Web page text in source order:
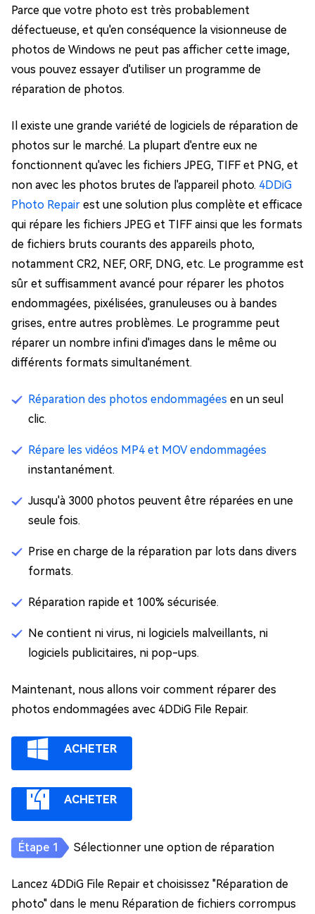
Parce que votre photo est très probablement
défectueuse, et qu'en conséquence la visionneuse de
photos de Windows ne peut pas afficher cette image,
vous pouvez essayer d'utiliser un programme de
réparation de photos.
Il existe une grande variété de logiciels de réparation de
photos sur le marché. La plupart d'entre eux ne
fonctionnent qu'avec les fichiers JPEG, TIFF et PNG, et
non avec les photos brutes de l'appareil photo. 4DDiG
Photo Repair est une solution plus complète et efficace
qui répare les fichiers JPEG et TIFF ainsi que les formats
de fichiers bruts courants des appareils photo,
notamment CR2, NEF, ORF, DNG, etc. Le programme est
sûr et suffisamment avancé pour réparer les photos
endommagées, pixélisées, granuleuses ou à bandes
grises, entre autres problèmes. Le programme peut
réparer un nombre infini d'images dans le même ou
différents formats simultanément.
Réparation des photos endommagées en un seul
clic.
Répare les vidéos MP4 et MOV endommagées
instantanément.
Jusqu'à 3000 photos peuvent être réparées en une
seule fois.
Prise en charge de la réparation par lots dans divers
formats.
Réparation rapide et 100% sécurisée.
Ne contient ni virus, ni logiciels malveillants, ni
logiciels publicitaires, ni pop-ups.
Maintenant, nous allons voir comment réparer des
photos endommagées avec 4DDiG File Repair.
ACHETER
ACHETER
Sélectionner une option de réparation
Lancez 4DDiG File Repair et choisissez "Réparation de
photo" dans le menu Réparation de fichiers corrompus